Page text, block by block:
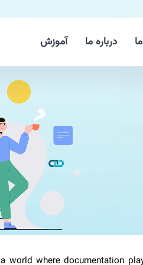
درباره ما آموزش
In a world where documentation